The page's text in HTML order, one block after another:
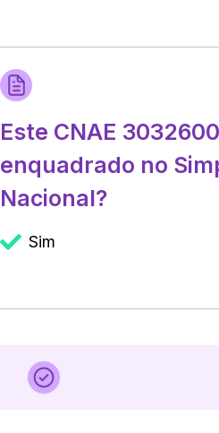
Este CNAE
enquadrado no
Nacional?
Sim